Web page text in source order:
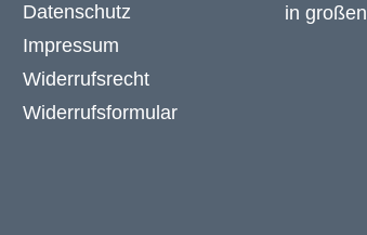
Datenschutz
Impressum
Widerrufsrecht
Widerrufsformular